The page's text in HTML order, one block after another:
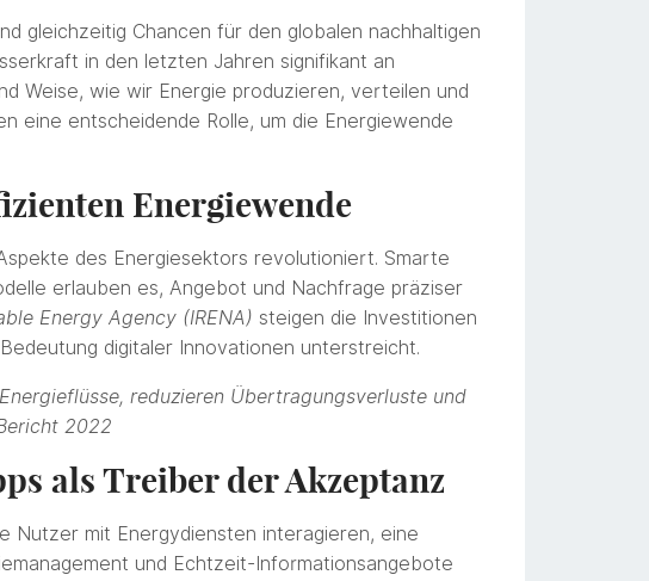
gleichzeitig Chancen für den globalen nachhaltigen
in den letzten Jahren signifikant an
Weise, wie wir Energie produzieren, verteilen und
eine entscheidende Rolle, um die Energiewende
Energiewende
des Energiesektors revolutioniert. Smarte
erlauben es, Angebot und Nachfrage präziser
Energy Agency (IRENA) steigen die Investitionen
digitaler Innovationen unterstreicht.
reduzieren Übertragungsverluste und
2022
als Treiber der Akzeptanz
Nutzer mit Energydiensten interagieren, eine
und Echtzeit-Informationsangebote